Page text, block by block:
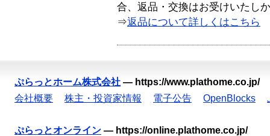
合、返品・交換はお受けいたし
⇒返品について詳しくはこちら
ぷらっとホーム株式会社 — https://www.plathome.co.jp/
会社概要
株主・投資家情報 電子公告 OpenBlocks
ぷらっとオンライン — https://online.plathome.co.jp/